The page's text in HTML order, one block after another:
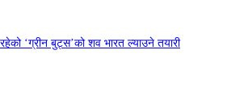
‘ग्रीन बुट्स’को शव भारत ल्याउने तयारी